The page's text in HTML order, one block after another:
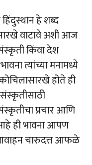
हे शब्द
वाटावे अशी आज
किंवा देश
त्यांच्या मनामध्ये
होते ही
प्रचार आणि
ही भावना आपण
चारुदत्त आफळे